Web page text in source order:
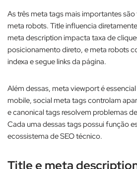
As três meta tags mais importantes
meta robots. Title influencia
meta description impacta taxa de
posicionamento direto, e meta robots
indexa e segue links da página.​
Além dessas, meta viewport é
mobile, social meta tags controlam
e canonical tags resolvem problemas
Cada uma dessas tags possui função
ecossistema de SEO técnico.​
Title e meta